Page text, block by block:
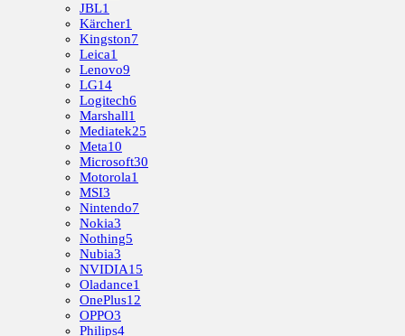
JBL1
Kärcher1
Kingston7
Leica1
Lenovo9
LG14
Logitech6
Marshall1
Mediatek25
Meta10
Microsoft30
Motorola1
MSI3
Nintendo7
Nokia3
Nothing5
Nubia3
NVIDIA15
Oladance1
OnePlus12
OPPO3
Philips4